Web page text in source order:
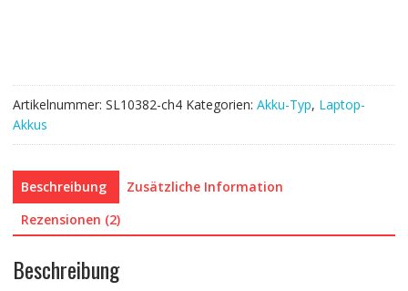
Artikelnummer: SL10382-ch4 Kategorien: Akku-Typ, Laptop-
Akkus
Beschreibung
Zusätzliche Information
Rezensionen (2)
Beschreibung